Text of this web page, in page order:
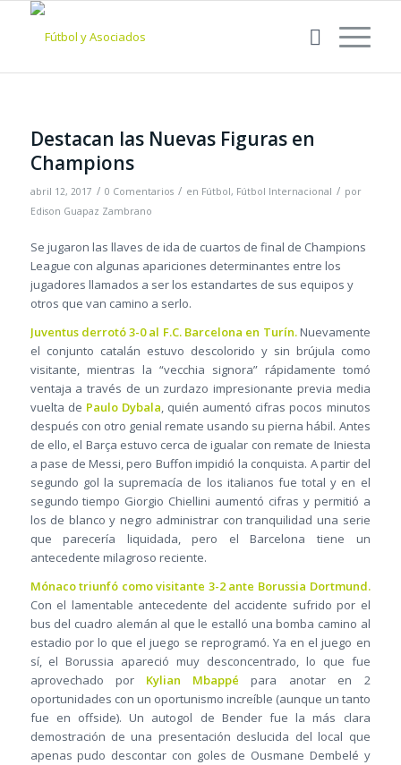
Destacan las Nuevas Figuras en
Champions
abril 12, 2017 / 0 Comentarios / en Fútbol, Fútbol Internacional / por
Edison Guapaz Zambrano
Se jugaron las llaves de ida de cuartos de final de Champions
League con algunas apariciones determinantes entre los
jugadores llamados a ser los estandartes de sus equipos y
otros que van camino a serlo.
Juventus derrotó 3-0 al F.C. Barcelona en Turín.Nuevamente
el conjunto catalán estuvo descolorido y sin brújula como
visitante, mientras la “vecchia signora” rápidamente tomó
ventaja a través de un zurdazo impresionante previa media
vuelta de Paulo Dybala, quién aumentó cifras pocos minutos
después con otro genial remate usando su pierna hábil. Antes
de ello, el Barça estuvo cerca de igualar con remate de Iniesta
a pase de Messi, pero Buffon impidió la conquista. A partir del
segundo gol la supremacía de los italianos fue total y en el
segundo tiempo Giorgio Chiellini aumentó cifras y permitió a
los de blanco y negro administrar con tranquilidad una serie
que parecería liquidada, pero el Barcelona tiene un
antecedente milagroso reciente.
Mónaco triunfó como visitante 3-2 ante Borussia Dortmund.
Con el lamentable antecedente del accidente sufrido por el
bus del cuadro alemán al que le estalló una bomba camino al
estadio por lo que el juego se reprogramó. Ya en el juego en
sí, el Borussia apareció muy desconcentrado, lo que fue
aprovechado por Kylian Mbappé para anotar en 2
oportunidades con un oportunismo increíble (aunque un tanto
fue en offside). Un autogol de Bender fue la más clara
demostración de una presentación deslucida del local que
apenas pudo descontar con goles de Ousmane Dembelé y